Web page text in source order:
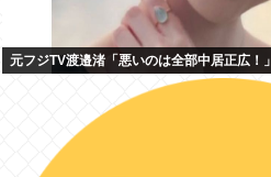
元フジTV渡邉渚「悪いのは全部中居正広！」